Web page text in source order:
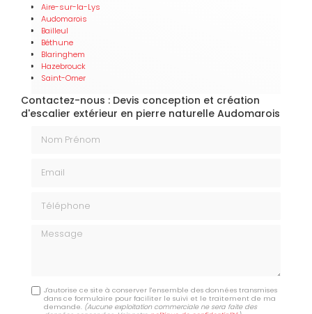
Aire-sur-la-Lys
Audomarois
Bailleul
Béthune
Blaringhem
Hazebrouck
Saint-Omer
Contactez-nous : Devis conception et création
d'escalier extérieur en pierre naturelle Audomarois
Message
J'autorise ce site à conserver l'ensemble des données transmises
dans ce formulaire pour faciliter le suivi et le traitement de ma
demande. (Aucune exploitation commerciale ne sera faite des